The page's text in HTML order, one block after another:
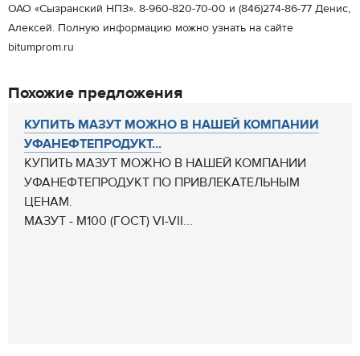
ОАО «Сызранский НПЗ». 8-960-820-70-00 и (846)274-86-77 Денис,
Алексей. Полную информацию можно узнать на сайте
bitumprom.ru
Похожие предложения
КУПИТЬ МАЗУТ МОЖНО В НАШЕЙ КОМПАНИИ
УФАНЕФТЕПРОДУКТ...
КУПИТЬ МАЗУТ МОЖНО В НАШЕЙ КОМПАНИИ
УФАНЕФТЕПРОДУКТ ПО ПРИВЛЕКАТЕЛЬНЫМ
ЦЕНАМ.
МАЗУТ - М100 (ГОСТ) VI-VII...